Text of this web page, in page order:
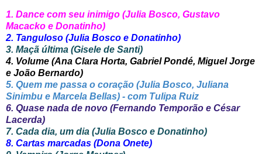
1. Dance com seu inimigo (Julia Bosco, Gustavo
Macacko e Donatinho)
2. Tanguloso (Julia Bosco e Donatinho)
3. Maçã última (Gisele de Santi)
4. Volume (Ana Clara Horta, Gabriel Pondé, Miguel Jorge
e João Bernardo)
5. Quem me passa o coração (Julia Bosco, Juliana
Sinimbu e Marcela Bellas) - com Tulipa Ruiz
6. Quase nada de novo (Fernando Temporão e César
Lacerda)
7. Cada dia, um dia (Julia Bosco e Donatinho)
8. Cartas marcadas (Dona Onete)